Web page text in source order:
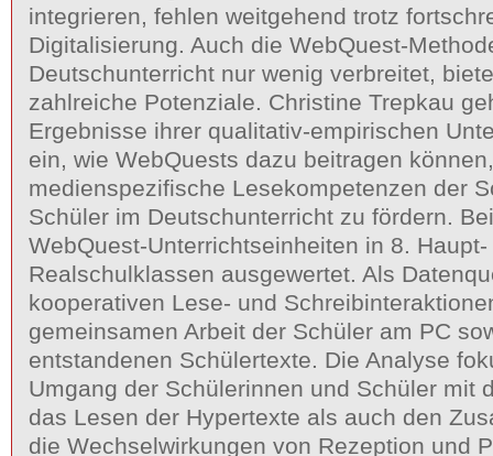
integrieren, fehlen weitgehend trotz
Digitalisierung. Auch die WebQuest-
Deutschunterricht nur wenig verbreitet,
zahlreiche Potenziale. Christine Trepkau
Ergebnisse ihrer qualitativ-empirischen
ein, wie WebQuests dazu beitragen können,
medienspezifische Lesekompetenzen der
Schüler im Deutschunterricht zu fördern.
WebQuest-Unterrichtseinheiten in 8. Haupt-
Realschulklassen ausgewertet. Als
kooperativen Lese- und
gemeinsamen Arbeit der Schüler am PC
entstandenen Schülertexte. Die Analyse
Umgang der Schülerinnen und Schüler mit
das Lesen der Hypertexte als auch den
die Wechselwirkungen von Rezeption und